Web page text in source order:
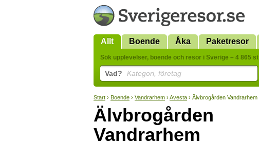
Allt Boende Åka Paketresor
Sök upplevelser, boende och resor i Sverige – 4 865 st
Vad? Kategori, företag
Start › Boende › Vandrarhem ›Avesta › Älvbrogården Vandrarhem
Älvbrogården
Vandrarhem